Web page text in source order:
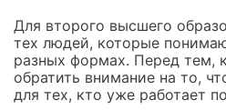
Для второго высшего
тех людей, которые
разных формах. Перед тем,
обратить внимание на то,
для тех, кто уже работает